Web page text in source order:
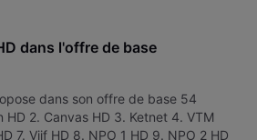
dans l'offre de base
dans son offre de base 54
HD 2. Canvas HD 3. Ketnet 4. VTM
7. Vijf HD 8. NPO 1 HD 9. NPO 2 HD